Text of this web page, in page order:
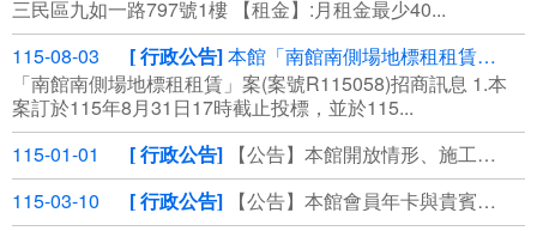
三民區九如一路797號1樓 【租金】:月租金最少40...
115-08-03
行政公告 本館「南館南側場地標租租賃」案(案號R115058)第3次公告，⾃115年8月3日起公開領標
「南館南側場地標租租賃」案(案號R115058)招商訊息 1.本
案訂於115年8⽉31⽇17時截⽌投標，並於115...
115-01-01
行政公告
【公告】本館開放情形、施工管制通報
115-03-10
行政公告
【公告】本館會員年卡與貴賓券使用期限延長說明